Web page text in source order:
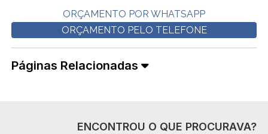
ORÇAMENTO POR WHATSAPP
ORÇAMENTO PELO TELEFONE
Páginas Relacionadas
ENCONTROU O QUE PROCURAVA?